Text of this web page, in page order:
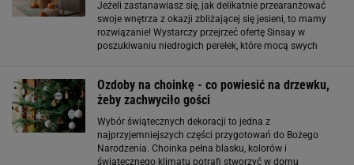
swoje wnętrza z okazji zbliżającej się jesieni, to mamy
rozwiązanie! Wystarczy przejrzeć ofertę Sinsay w
poszukiwaniu niedrogich perełek, które mocą swych
Ozdoby na choinkę - co powiesić na drzewku,
żeby zachwyciło gości
Wybór świątecznych dekoracji to jedna z
najprzyjemniejszych części przygotowań do Bożego
Narodzenia. Choinka pełna blasku, kolorów i
świątecznego klimatu potrafi stworzyć w domu